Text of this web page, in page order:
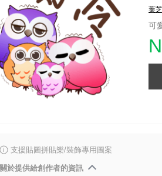
葉
可
支援貼圖拼貼樂/裝飾專用圖案
關於提供給創作者的資訊